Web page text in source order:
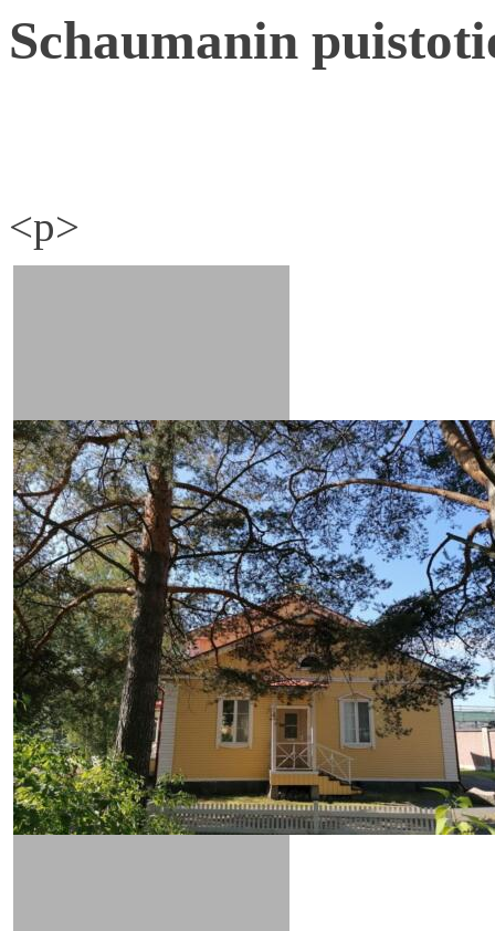
Schaumanin
<p>